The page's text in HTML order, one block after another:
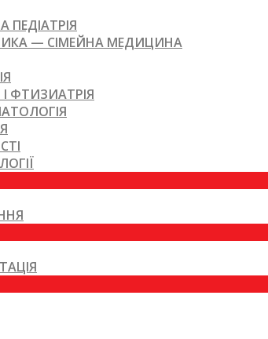
ПЕДІАТРІЯ
— СІМЕЙНА МЕДИЦИНА
ФТИЗИАТРІЯ